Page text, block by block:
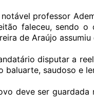
professor
faleceu, sendo
de Araújo
disputar a
baluarte, saudoso e
deve ser